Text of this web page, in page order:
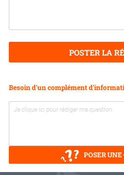
POSTER LA
Besoin d'un complément
POSER